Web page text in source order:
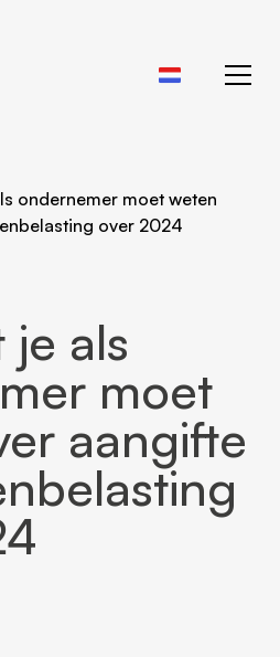
ondernemer moet weten
over 2024
je als
moet
aangifte